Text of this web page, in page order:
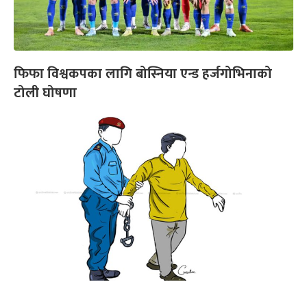
फिफा विश्वकपका लागि बोस्निया एन्ड हर्जगोभिनाको
टोली घोषणा